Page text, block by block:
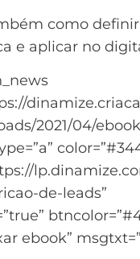
como
e aplicar no
2021/04/
de-leads”
ebook”